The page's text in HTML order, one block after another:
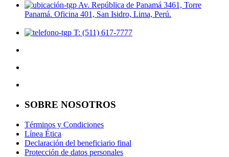
Av. República de Panamá 3461, Torre
Panamá. Oficina 401, San Isidro, Lima, Perú.
T: (511) 617-7777
SOBRE NOSOTROS
Términos y Condiciones
Línea Ética
Declaración del beneficiario final
Protección de datos personales